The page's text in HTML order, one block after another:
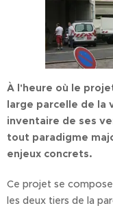
À l'heure où le
large parcelle de la
inventaire de ses
tout paradigme
enjeux concrets.
Ce projet se
les deux tiers de la